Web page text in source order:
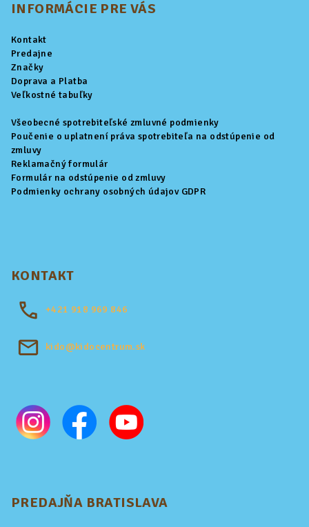
INFORMÁCIE PRE VÁS
Kontakt
Predajne
Značky
Doprava a Platba
Veľkostné tabuľky
Všeobecné spotrebiteľské zmluvné podmienky
Poučenie o uplatnení práva spotrebiteľa na odstúpenie od
zmluvy
Reklamačný formulár
Formulár na odstúpenie od zmluvy
Podmienky ochrany osobných údajov GDPR
KONTAKT
+421 918 969 846
kido@kidocentrum.sk
PREDAJŇA BRATISLAVA